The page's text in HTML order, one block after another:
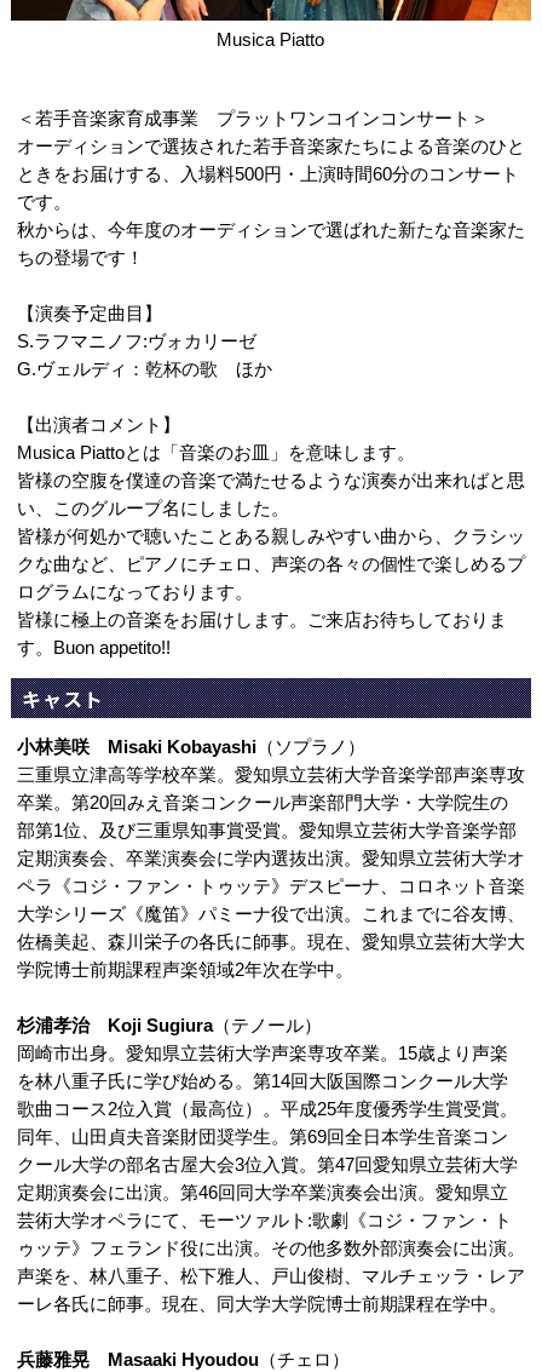
Musica Piatto
＜若手音楽家育成事業 プラットワンコインコンサート＞
オーディションで選抜された若手音楽家たちによる音楽のひと
ときをお届けする、入場料500円・上演時間60分のコンサート
です。
秋からは、今年度のオーディションで選ばれた新たな音楽家た
ちの登場です！
【演奏予定曲目】
S.ラフマニノフ:ヴォカリーゼ
G.ヴェルディ：乾杯の歌 ほか
【出演者コメント】
Musica Piattoとは「音楽のお皿」を意味します。
皆様の空腹を僕達の音楽で満たせるような演奏が出来ればと思
い、このグループ名にしました。
皆様が何処かで聴いたことある親しみやすい曲から、クラシッ
クな曲など、ピアノにチェロ、声楽の各々の個性で楽しめるプ
ログラムになっております。
皆様に極上の音楽をお届けします。ご来店お待ちしておりま
す。Buon appetito!!
キャスト
小林美咲 Misaki Kobayashi（ソプラノ）
三重県立津高等学校卒業。愛知県立芸術大学音楽学部声楽専攻
卒業。第20回みえ音楽コンクール声楽部門大学・大学院生の
部第1位、及び三重県知事賞受賞。愛知県立芸術大学音楽学部
定期演奏会、卒業演奏会に学内選抜出演。愛知県立芸術大学オ
ペラ《コジ・ファン・トゥッテ》デスピーナ、コロネット音楽
大学シリーズ《魔笛》パミーナ役で出演。これまでに谷友博、
佐橋美起、森川栄子の各氏に師事。現在、愛知県立芸術大学大
学院博士前期課程声楽領域2年次在学中。
杉浦孝治 Koji Sugiura（テノール）
岡崎市出身。愛知県立芸術大学声楽専攻卒業。15歳より声楽
を林八重子氏に学び始める。第14回大阪国際コンクール大学
歌曲コース2位入賞（最高位）。平成25年度優秀学生賞受賞。
同年、山田貞夫音楽財団奨学生。第69回全日本学生音楽コン
クール大学の部名古屋大会3位入賞。第47回愛知県立芸術大学
定期演奏会に出演。第46回同大学卒業演奏会出演。愛知県立
芸術大学オペラにて、モーツァルト:歌劇《コジ・ファン・ト
ゥッテ》フェランド役に出演。その他多数外部演奏会に出演。
声楽を、林八重子、松下雅人、戸山俊樹、マルチェッラ・レア
ーレ各氏に師事。現在、同大学大学院博士前期課程在学中。
兵藤雅晃 Masaaki Hyoudou（チェロ）